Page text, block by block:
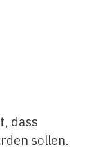
dass
sollen.